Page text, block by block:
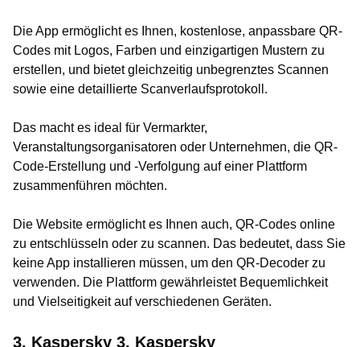
Die App ermöglicht es Ihnen, kostenlose, anpassbare QR-
Codes mit Logos, Farben und einzigartigen Mustern zu
erstellen, und bietet gleichzeitig unbegrenztes Scannen
sowie eine detaillierte Scanverlaufsprotokoll.
Das macht es ideal für Vermarkter,
Veranstaltungsorganisatoren oder Unternehmen, die QR-
Code-Erstellung und -Verfolgung auf einer Plattform
zusammenführen möchten.
Die Website ermöglicht es Ihnen auch, QR-Codes online
zu entschlüsseln oder zu scannen. Das bedeutet, dass Sie
keine App installieren müssen, um den QR-Decoder zu
verwenden. Die Plattform gewährleistet Bequemlichkeit
und Vielseitigkeit auf verschiedenen Geräten.
3. Kaspersky 3. Kaspersky